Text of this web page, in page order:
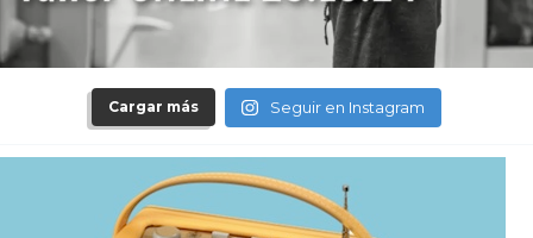
Cargar más Seguir en Instagram